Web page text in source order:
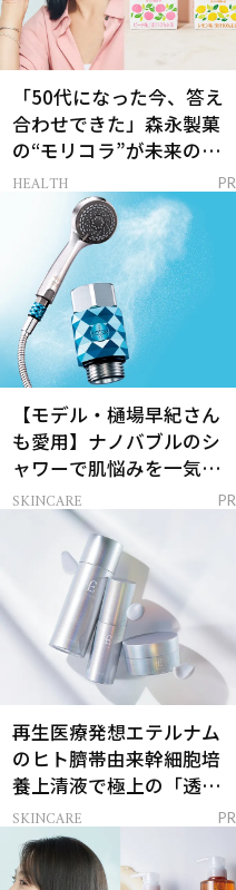
「50代になった今、答え
合わせできた」森永製菓
の“モリコラ”が未来のキ
レイを連れてくる！
HEALTH PR
【モデル・樋場早紀さん
も愛用】ナノバブルのシ
ャワーで肌悩みを一気に
解決
SKINCARE PR
再生医療発想エテルナム
のヒト臍帯由来幹細胞培
養上清液で極上の「透明
感ハリ肌」へ
SKINCARE PR